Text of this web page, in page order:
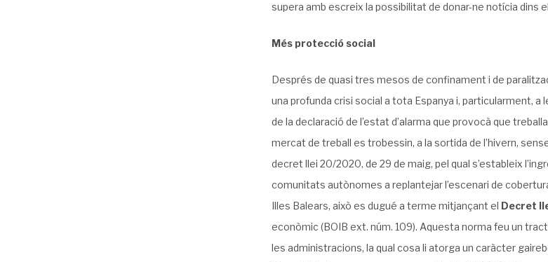
supera amb escreix la possibilitat de donar-ne notícia dins
Més protecció social
Després de quasi tres mesos de confinament i de
una profunda crisi social a tota Espanya i, particularment,
de la declaració de l’estat d’alarma que provocà que
mercat de treball es trobessin, a la sortida de l’hivern,
decret llei 20/2020, de 29 de maig, pel qual s’estableix
comunitats autònomes a replantejar l’escenari de
Illes Balears, això es dugué a terme mitjançant el Decret
econòmic (BOIB ext. núm. 109). Aquesta norma feu un
les administracions, la qual cosa li atorga un caràcter